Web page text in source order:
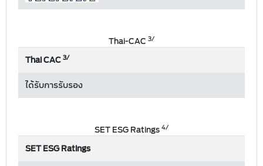
Thai-CAC 3/
Thai CAC3/
ได้รับการรับรอง
SET ESG Ratings4/
SET ESG Ratings